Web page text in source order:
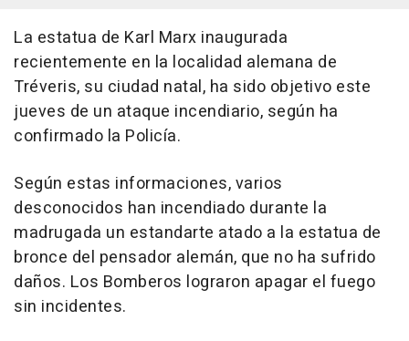
La estatua de Karl Marx inaugurada
recientemente en la localidad alemana de
Tréveris, su ciudad natal, ha sido objetivo este
jueves de un ataque incendiario, según ha
confirmado la Policía.
Según estas informaciones, varios
desconocidos han incendiado durante la
madrugada un estandarte atado a la estatua de
bronce del pensador alemán, que no ha sufrido
daños. Los Bomberos lograron apagar el fuego
sin incidentes.